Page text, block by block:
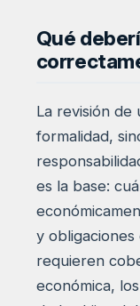
Qué
La revisión de
formalidad,
es la base:
y
requieren
económica,